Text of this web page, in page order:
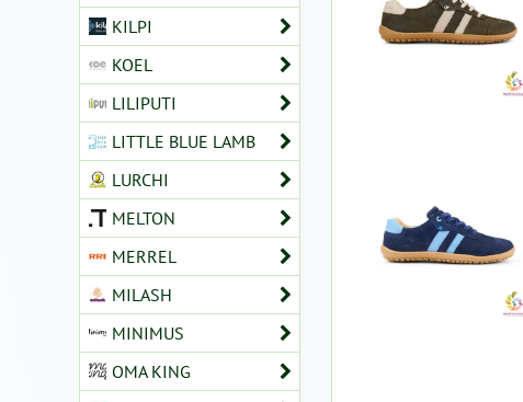
KILPI
KOEL
LILIPUTI
LITTLE BLUE LAMB
LURCHI
MELTON
MERREL
MILASH
MINIMUS
OMA KING